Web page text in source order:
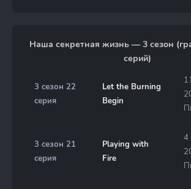
Наша секретная жизнь — 3 сезон
серий)
3 сезон 22
серия
Let the Burning
Begin
3 сезон 21
серия
Playing with
Fire
4